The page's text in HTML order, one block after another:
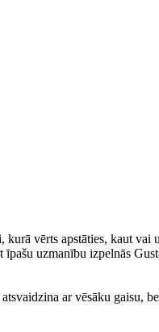
vērts apstāties, kaut vai
uzmanību izpelnās
ar vēsāku gaisu,